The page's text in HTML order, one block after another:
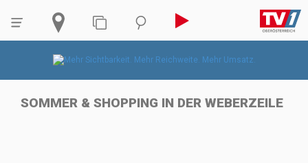
SOMMER & SHOPPING IN DER WEBERZEILE